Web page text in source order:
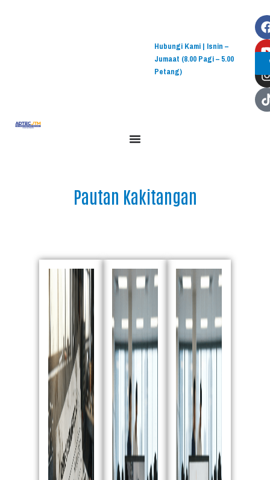
Hubungi Kami | Isnin –
Jumaat (8.00 Pagi – 5.00
Petang)
Pautan Kakitangan